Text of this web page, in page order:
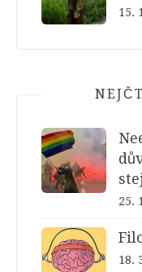
15.
25.
18.